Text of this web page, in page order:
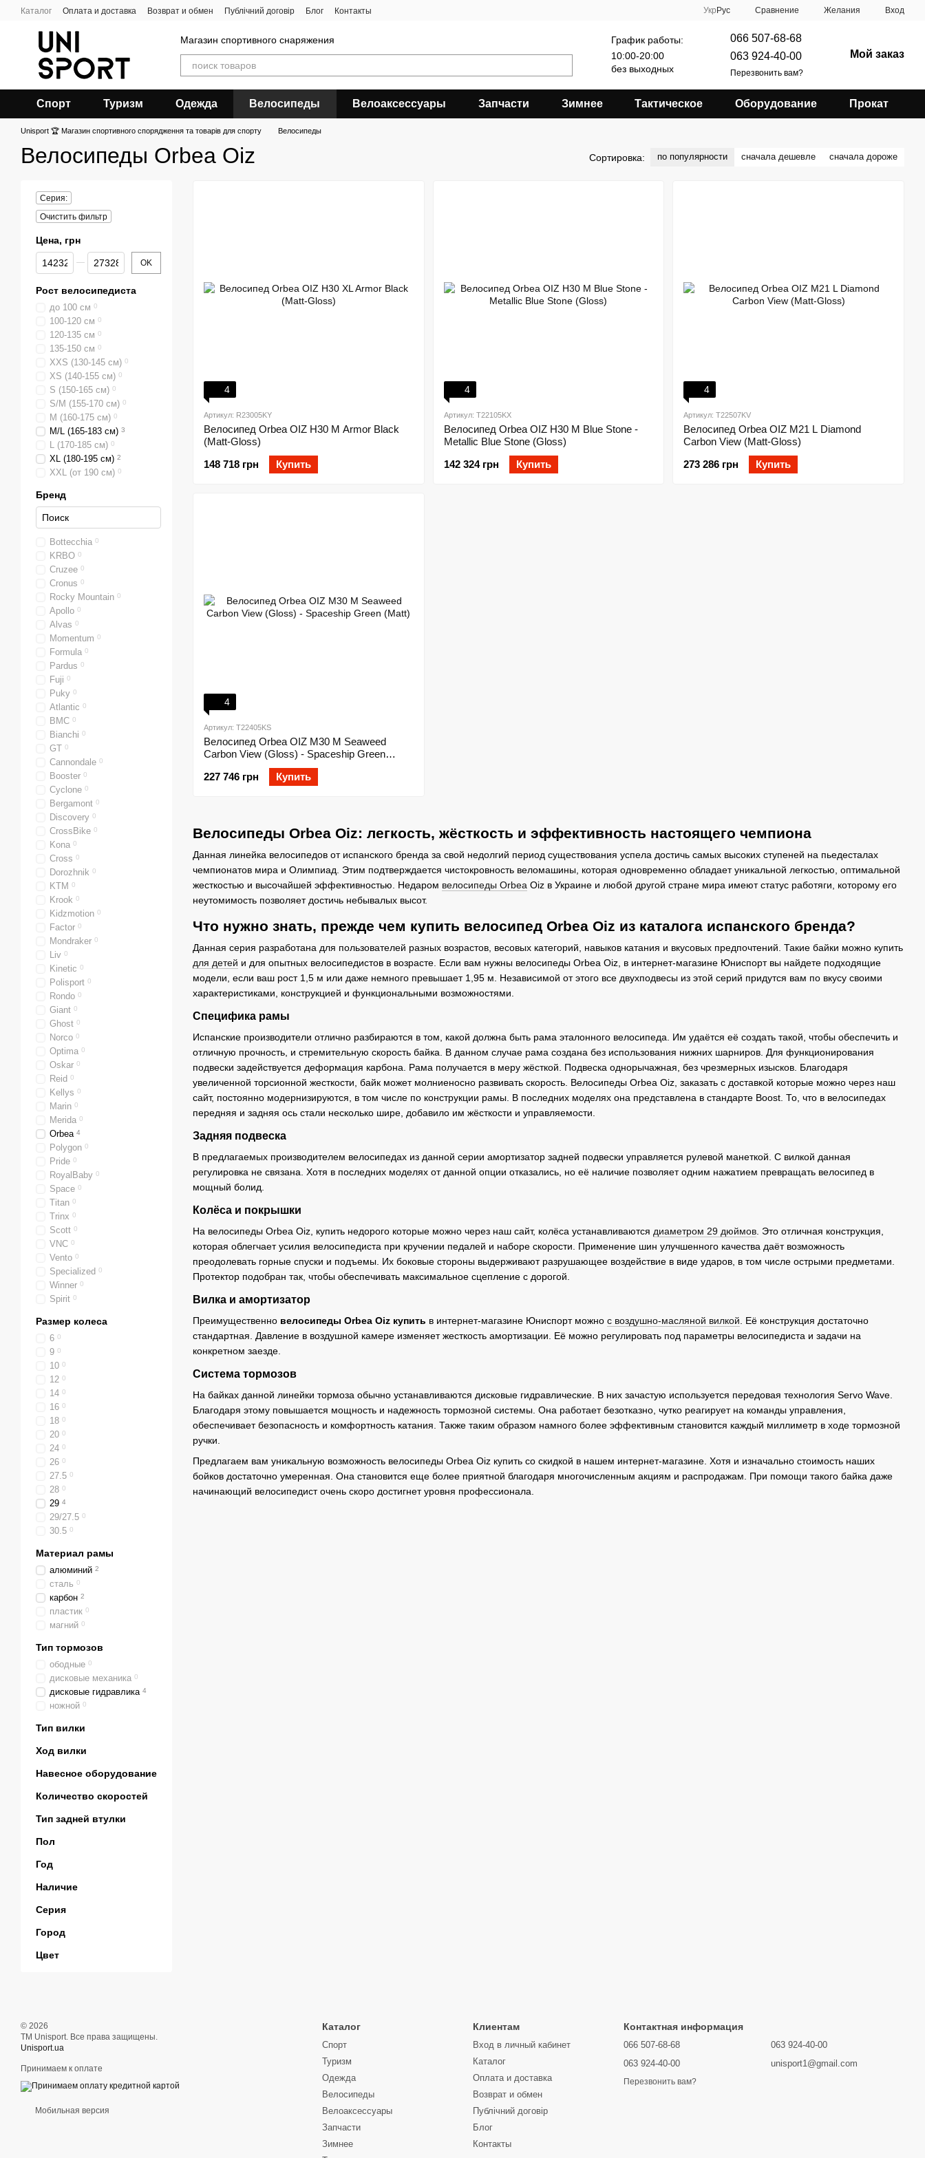
Перейти к основному контенту
Каталог Оплата и доставка Возврат и обмен Публічний договір Блог Контакты Укр Рус Сравнение Желания Вход
Магазин спортивного снаряжения
График работы:
10:00-20:00
без выходных
066 507-68-68
063 924-40-00
Перезвонить вам?
Мой заказ
Спорт Туризм Одежда Велосипеды Велоаксессуары Запчасти Зимнее Тактическое Оборудование Прокат
Unisport 🏆 Магазин спортивного спорядження та товарів для спорту Велосипеды
Велосипеды Orbea Oiz Сортировка: по популярности сначала дешевле сначала дороже
Велосипеды Orbea Oiz: легкость, жёсткость и эффективность настоящего чемпиона
Данная линейка велосипедов от испанского бренда за свой недолгий период существования успела достичь самых высоких ступеней на пьедесталах
чемпионатов мира и Олимпиад. Этим подтверждается чистокровность веломашины, которая одновременно обладает уникальной легкостью, оптимальной
жесткостью и высочайшей эффективностью. Недаром велосипеды Orbea Oiz в Украине и любой другой стране мира имеют статус работяги, которому его
неутомимость позволяет достичь небывалых высот.
Что нужно знать, прежде чем купить велосипед Orbea Oiz из каталога испанского бренда?
Данная серия разработана для пользователей разных возрастов, весовых категорий, навыков катания и вкусовых предпочтений. Такие байки можно купить
для детей и для опытных велосипедистов в возрасте. Если вам нужны велосипеды Orbea Oiz, в интернет-магазине Юниспорт вы найдете подходящие
модели, если ваш рост 1,5 м или даже немного превышает 1,95 м. Независимой от этого все двухподвесы из этой серий придутся вам по вкусу своими
характеристиками, конструкцией и функциональными возможностями.
Специфика рамы
Испанские производители отлично разбираются в том, какой должна быть рама эталонного велосипеда. Им удаётся её создать такой, чтобы обеспечить и
отличную прочность, и стремительную скорость байка. В данном случае рама создана без использования нижних шарниров. Для функционирования
подвески задействуется деформация карбона. Рама получается в меру жёсткой. Подвеска однорычажная, без чрезмерных изысков. Благодаря
увеличенной торсионной жесткости, байк может молниеносно развивать скорость. Велосипеды Orbea Oiz, заказать с доставкой которые можно через наш
сайт, постоянно модернизируются, в том числе по конструкции рамы. В последних моделях она представлена в стандарте Boost. То, что в велосипедах
передняя и задняя ось стали несколько шире, добавило им жёсткости и управляемости.
Задняя подвеска
В предлагаемых производителем велосипедах из данной серии амортизатор задней подвески управляется рулевой манеткой. С вилкой данная
регулировка не связана. Хотя в последних моделях от данной опции отказались, но её наличие позволяет одним нажатием превращать велосипед в
мощный болид.
Колёса и покрышки
На велосипеды Orbea Oiz, купить недорого которые можно через наш сайт, колёса устанавливаются диаметром 29 дюймов . Это отличная конструкция,
которая облегчает усилия велосипедиста при кручении педалей и наборе скорости. Применение шин улучшенного качества даёт возможность
преодолевать горные спуски и подъемы. Их боковые стороны выдерживают разрушающее воздействие в виде ударов, в том числе острыми предметами.
Протектор подобран так, чтобы обеспечивать максимальное сцепление с дорогой.
Вилка и амортизатор
Преимущественно велосипеды Orbea Oiz купить в интернет-магазине Юниспорт можно с воздушно-масляной вилкой . Её конструкция достаточно
стандартная. Давление в воздушной камере изменяет жесткость амортизации. Её можно регулировать под параметры велосипедиста и задачи на
конкретном заезде.
Система тормозов
На байках данной линейки тормоза обычно устанавливаются дисковые гидравлические. В них зачастую используется передовая технология Servo Wave.
Благодаря этому повышается мощность и надежность тормозной системы. Она работает безотказно, чутко реагирует на команды управления,
обеспечивает безопасность и комфортность катания. Также таким образом намного более эффективным становится каждый миллиметр в ходе тормозной
ручки.
Предлагаем вам уникальную возможность велосипеды Orbea Oiz купить со скидкой в нашем интернет-магазине. Хотя и изначально стоимость наших
бойков достаточно умеренная. Она становится еще более приятной благодаря многочисленным акциям и распродажам. При помощи такого байка даже
начинающий велосипедист очень скоро достигнет уровня профессионала.
4
Артикул: R23005KY
Велосипед Orbea OIZ H30 M Armor Black
(Matt-Gloss)
148 718 грн
Купить
4
Артикул: T22105KX
Велосипед Orbea OIZ H30 M Blue Stone -
Metallic Blue Stone (Gloss)
142 324 грн
Купить
4
Артикул: T22507KV
Велосипед Orbea OIZ M21 L Diamond
Carbon View (Matt-Gloss)
273 286 грн
Купить
4
Артикул: T22405KS
Велосипед Orbea OIZ M30 M Seaweed
Carbon View (Gloss) - Spaceship Green
227 746 грн
Купить
Серия:
Очистить фильтр
Цена, грн
От Цена, грн
До Цена, грн OK
Рост велосипедиста
до 100 см 0
100-120 см 0
120-135 см 0
135-150 см 0
ХХS (130-145 см) 0
XS (140-155 см) 0
S (150-165 см) 0
S/M (155-170 см) 0
M (160-175 см) 0
M/L (165-183 см) 3
L (170-185 см) 0
XL (180-195 см) 2
XXL (от 190 см) 0
Бренд
Bottecchia 0
KRBO 0
Cruzee 0
Cronus 0
Rocky Mountain 0
Apollo 0
Alvas 0
Momentum 0
Formula 0
Pardus 0
Fuji 0
Puky 0
Atlantic 0
BMC 0
Bianchi 0
GT 0
Cannondale 0
Booster 0
Cyclone 0
Bergamont 0
Discovery 0
CrossBike 0
Kona 0
Cross 0
Dorozhnik 0
KTM 0
Krook 0
Kidzmotion 0
Factor 0
Mondraker 0
Liv 0
Kinetic 0
Polisport 0
Rondo 0
Giant 0
Ghost 0
Norco 0
Optima 0
Oskar 0
Reid 0
Kellys 0
Marin 0
Merida 0
Orbea 4
Polygon 0
Pride 0
RoyalBaby 0
Space 0
Titan 0
Trinx 0
Scott 0
VNC 0
Vento 0
Specialized 0
Winner 0
Spirit 0
Размер колеса
6 0
9 0
10 0
12 0
14 0
16 0
18 0
20 0
24 0
26 0
27.5 0
28 0
29 4
29/27.5 0
30.5 0
Материал рамы
алюминий 2
сталь 0
карбон 2
пластик 0
магний 0
Тип тормозов
ободные 0
дисковые механика 0
дисковые гидравлика 4
ножной 0
Тип вилки
Ход вилки
Навесное оборудование
Количество скоростей
Тип задней втулки
Пол
Год
Наличие
Серия
Город
Цвет
© 2026
ТМ Unisport. Все права защищены.
Unisport.ua
Принимаем к оплате
Мобильная версия
Каталог
Спорт
Туризм
Одежда
Велосипеды
Велоаксессуары
Запчасти
Зимнее
Клиентам
Вход в личный кабинет
Каталог
Оплата и доставка
Возврат и обмен
Публічний договір
Блог
Контакты
Контактная информация
066 507-68-68
063 924-40-00
Перезвонить вам?
063 924-40-00
unisport1@gmail.com